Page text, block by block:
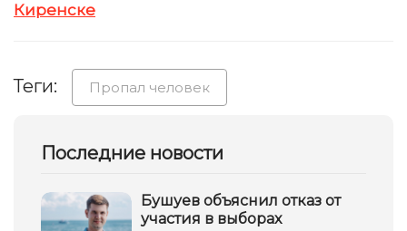
Киренске
Теги: Пропал человек
Последние новости
Бушуев объяснил отказ от
участия в выборах